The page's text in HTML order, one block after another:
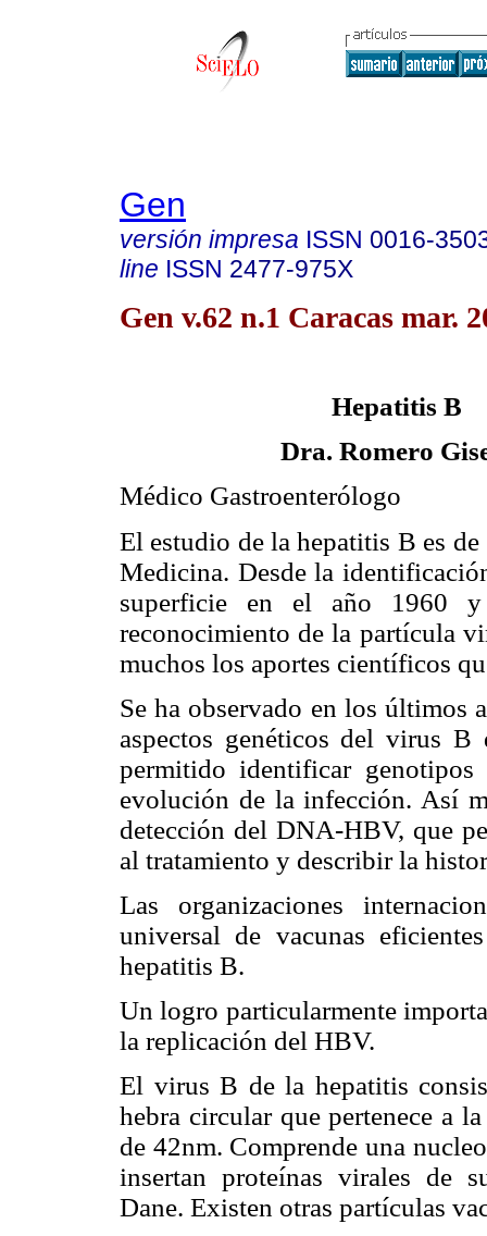
Gen
versión impresa ISSN 0016-
line ISSN 2477-975X
Gen v.62 n.1 Caracas mar.
Hepatitis B
Dra. Romero
Médico Gastroenterólogo
El estudio de la hepatitis B es de
Medicina. Desde la
superficie en el año 1960 y
reconocimiento de la partícula
muchos los aportes científicos
Se ha observado en los últimos
aspectos genéticos del virus
permitido identificar
evolución de la infección. Así
detección del DNA-HBV, que
al tratamiento y describir la
Las organizaciones
universal de vacunas
hepatitis B.
Un logro particularmente
la replicación del HBV.
El virus B de la hepatitis
hebra circular que pertenece a
de 42nm. Comprende una
insertan proteínas virales de
Dane. Existen otras partículas